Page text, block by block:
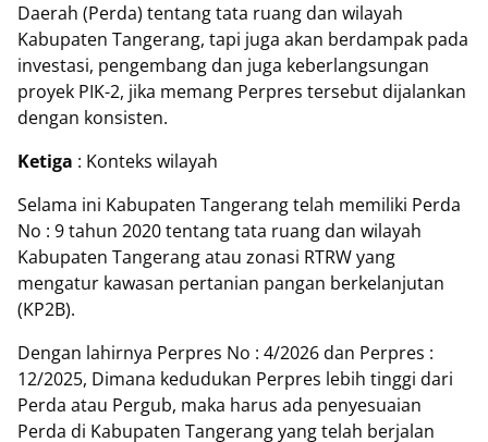
Daerah (Perda) tentang tata ruang dan wilayah
Kabupaten Tangerang, tapi juga akan berdampak pada
investasi, pengembang dan juga keberlangsungan
proyek PIK-2, jika memang Perpres tersebut dijalankan
dengan konsisten.
Ketiga : Konteks wilayah
Selama ini Kabupaten Tangerang telah memiliki Perda
No : 9 tahun 2020 tentang tata ruang dan wilayah
Kabupaten Tangerang atau zonasi RTRW yang
mengatur kawasan pertanian pangan berkelanjutan
(KP2B).
Dengan lahirnya Perpres No : 4/2026 dan Perpres :
12/2025, Dimana kedudukan Perpres lebih tinggi dari
Perda atau Pergub, maka harus ada penyesuaian
Perda di Kabupaten Tangerang yang telah berjalan